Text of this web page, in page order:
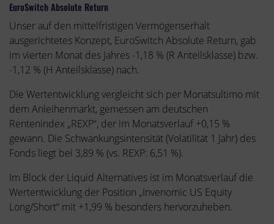
EuroSwitch Absolute Return
Unser auf den mittelfristigen Vermögenserhalt
ausgerichtetes Konzept, EuroSwitch Absolute Return, gab
im vierten Monat des Jahres -1,18 % (R Anteilsklasse) bzw.
-1,12 % (H Anteilsklasse) nach.
Die Wertentwicklung vergleicht sich per Monatsultimo mit
dem Anleihenmarkt, gemessen am deutschen
Rentenindex „REXP“, der im Monatsverlauf +0,15 %
gewann. Die Schwankungsintensität (Volatilität 1 Jahr) des
Fonds liegt bei 3,89 % (vs. REXP: 6,51 %).
Im Block der Liquid Alternatives ist im Monatsverlauf die
Wertentwicklung der Position „Invenomic US Equity
Long/Short“ mit +1,99 % besonders hervorzuheben.